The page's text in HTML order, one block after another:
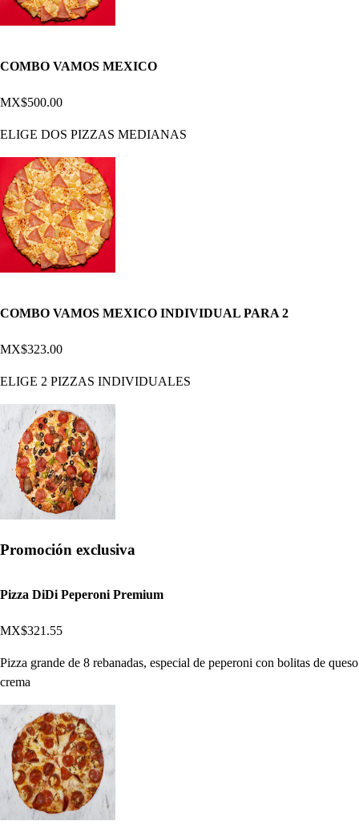
COMBO VAMOS MEXICO
MX$500.00
ELIGE DOS PIZZAS MEDIANAS
COMBO VAMOS MEXICO INDIVIDUAL PARA 2
MX$323.00
ELIGE 2 PIZZAS INDIVIDUALES
Promoción exclusiva
Pizza DiDi Peperoni Premium
MX$321.55
Pizza grande de 8 rebanadas, especial de peperoni con bolitas de queso
crema